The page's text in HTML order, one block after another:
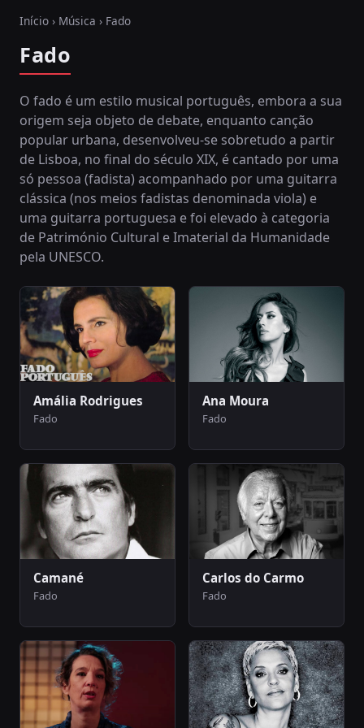
Início › Música › Fado
Fado
O fado é um estilo musical português, embora a sua
origem seja objeto de debate, enquanto canção
popular urbana, desenvolveu-se sobretudo a partir
de Lisboa, no final do século XIX, é cantado por uma
só pessoa (fadista) acompanhado por uma guitarra
clássica (nos meios fadistas denominada viola) e
uma guitarra portuguesa e foi elevado à categoria
de Património Cultural e Imaterial da Humanidade
pela UNESCO.
Amália Rodrigues
Fado
Ana Moura
Fado
Camané
Fado
Carlos do Carmo
Fado